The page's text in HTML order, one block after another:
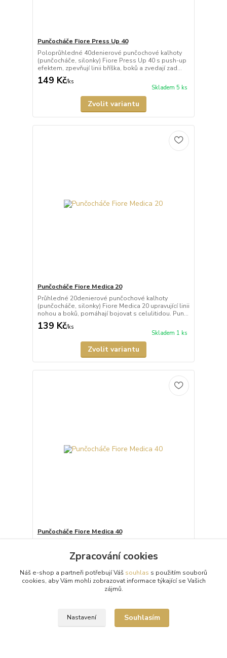
Punčocháče Fiore Press Up 40
Poloprůhledné 40denierové punčochové kalhoty
(punčocháče, silonky) Fiore Press Up 40 s push-up
efektem, zpevňují linii bříška, boků a zvedají zad...
149 Kč/ks
Skladem 5 ks
Zvolit variantu
Punčocháče Fiore Medica 20
Průhledné 20denierové punčochové kalhoty
(punčocháče, silonky) Fiore Medica 20 upravující linii
nohou a boků, pomáhají bojovat s celulitidou. Pun...
139 Kč/ks
Skladem 1 ks
Zvolit variantu
Punčocháče Fiore Medica 40
(punčocháče, silonky) Fiore Medica 40 upravující linii
nohou a boků, pomáhají bojovat s celulitidou....
149 Kč/ks
Skladem 5 ks
Zvolit variantu
Zpracování cookies
Náš e-shop a partneři potřebují Váš souhlas s použitím souborů
cookies, aby Vám mohli zobrazovat informace týkající se Vašich
zájmů.
Nastavení Souhlasím